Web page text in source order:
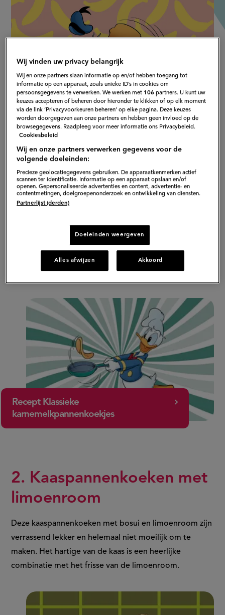
1. Klassieke
Deze pannenkoekjes zijn extra fluffy door de
karnemelk. Je kan er allerlei soorten rood fruit aan
toevoegen, in dit recept worden bessen gebruikt.
Recept Klassieke
karnemelkpannenkoekjes
2. Kaaspannenkoeken met
limoenroom
Deze kaaspannenkoeken met bosui en limoenroom zijn
verrassend lekker en helemaal niet moeilijk om te
maken. Het hartige van de kaas is een heerlijke
combinatie met het frisse van de limoenroom.
Wij vinden uw privacy belangrijk
Wij en onze partners slaan informatie op en/of hebben toegang tot
informatie op een apparaat, zoals unieke ID’s in cookies om
persoonsgegevens te verwerken. We werken met 106 partners. U kunt uw
keuzes accepteren of beheren door hieronder te klikken of op elk moment
via de link ‘Privacyvoorkeuren beheren’ op elke pagina. Deze keuzes
worden doorgegeven aan onze partners en hebben geen invloed op de
browsegegevens. Raadpleeg voor meer informatie ons Privacybeleid.
Cookiesbeleid
Wij en onze partners verwerken gegevens voor de
volgende doeleinden:
Precieze geolocatiegegevens gebruiken. De apparaatkenmerken actief
scannen ter identificatie. Informatie op een apparaat opslaan en/of
openen. Gepersonaliseerde advertenties en content, advertentie- en
contentmetingen, doelgroepenonderzoek en ontwikkeling van diensten.
Partnerlijst (derden)
Doeleinden weergeven
Alles afwijzen Akkoord